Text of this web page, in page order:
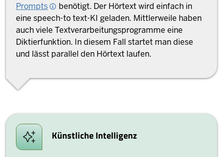
Prompts
benötigt. Der Hörtext wird einfach in
eine speech-to text-KI geladen. Mittlerweile haben
auch viele Textverarbeitungsprogramme eine
Diktierfunktion. In diesem Fall startet man diese
und lässt parallel den Hörtext laufen.
Künstliche Intelligenz